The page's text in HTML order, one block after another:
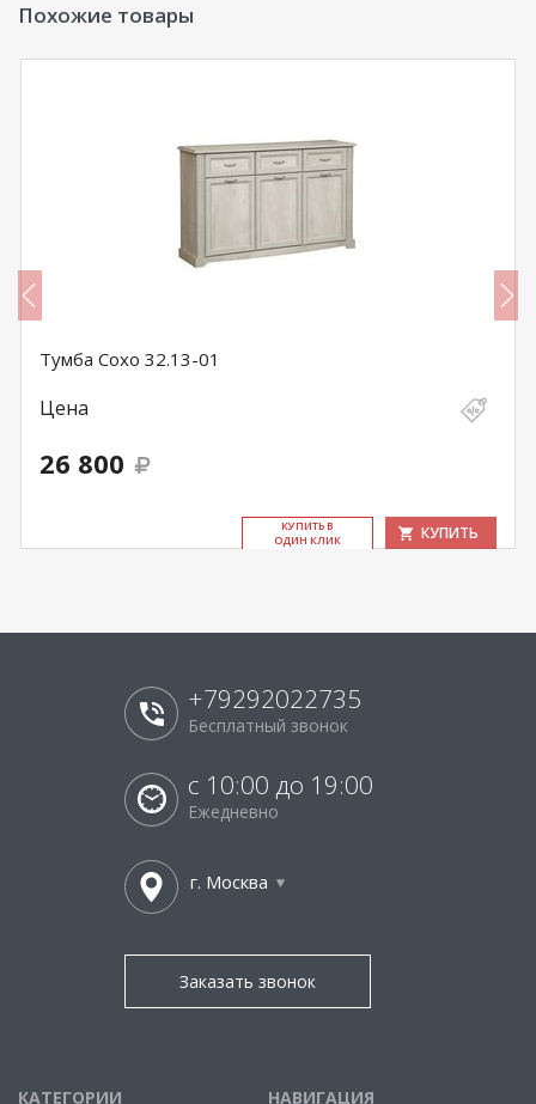
Похожие товары
Тумба Сохо 32.13-01
Цена
26 800
КУ­ПИТЬ В
ОДИН КЛИК
КУПИТЬ
+79292022735
Бесплатный звонок
с 10:00 до 19:00
Ежедневно
г. Москва
Заказать звонок
КАТЕГОРИИ НАВИГАЦИЯ